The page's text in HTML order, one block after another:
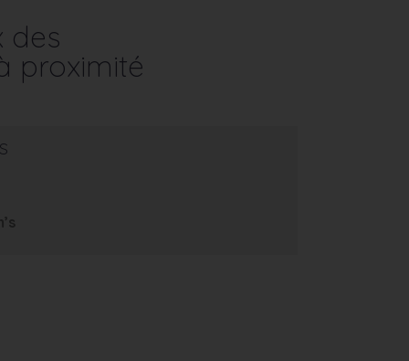
des
proximité